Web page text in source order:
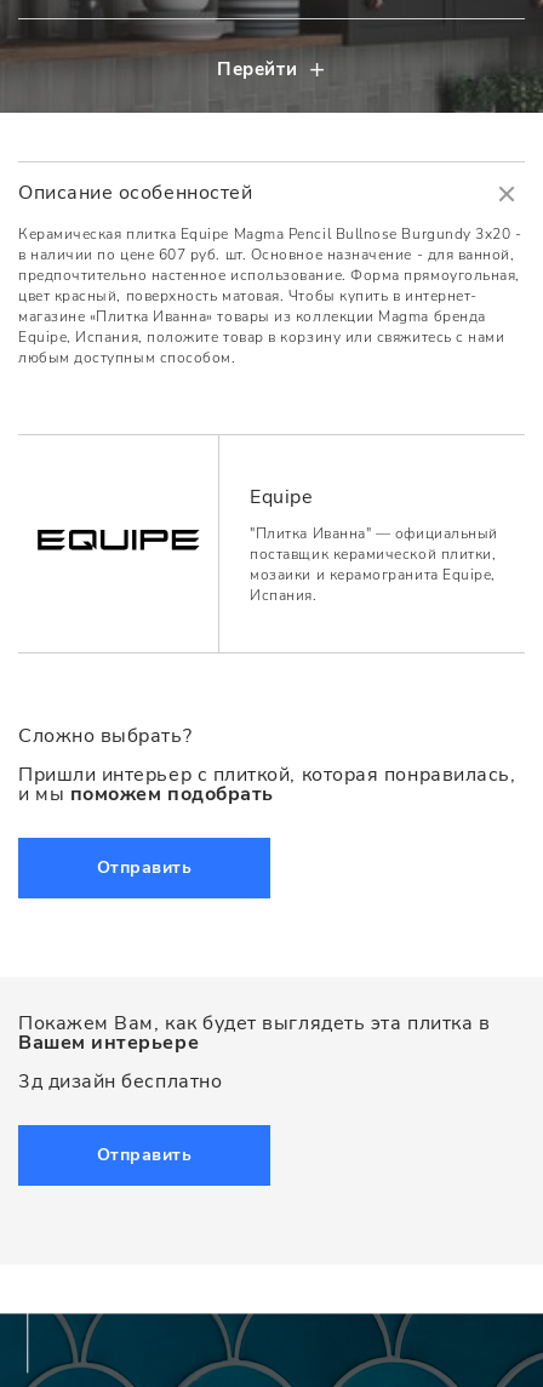
Перейти
Описание особенностей
Керамическая плитка Equipe Magma Pencil Bullnose Burgundy 3x20 -
в наличии по цене 607 руб. шт. Основное назначение - для ванной,
предпочтительно настенное использование. Форма прямоугольная,
цвет красный, поверхность матовая. Чтобы купить в интернет-
магазине «Плитка Иванна» товары из коллекции Magma бренда
Equipe, Испания, положите товар в корзину или свяжитесь с нами
любым доступным способом.
Equipe
"Плитка Иванна" — официальный
поставщик керамической плитки,
мозаики и керамогранита Equipe,
Испания.
Сложно выбрать?
Пришли интерьер с плиткой, которая понравилась,
и мы поможем подобрать
Отправить
Покажем Вам, как будет выглядеть эта плитка в
Вашем интерьере
3д дизайн бесплатно
Отправить